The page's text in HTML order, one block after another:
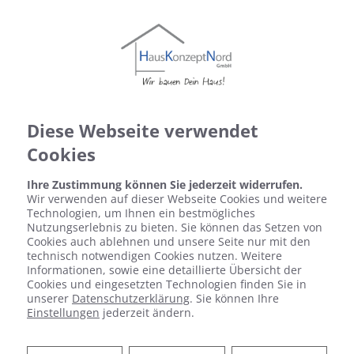
Diese Webseite verwendet
Cookies
Ihre Zustimmung können Sie jederzeit widerrufen.
Wir verwenden auf dieser Webseite Cookies und weitere
Technologien, um Ihnen ein bestmögliches
Nutzungserlebnis zu bieten. Sie können das Setzen von
Cookies auch ablehnen und unsere Seite nur mit den
technisch notwendigen Cookies nutzen. Weitere
Informationen, sowie eine detaillierte Übersicht der
Cookies und eingesetzten Technologien finden Sie in
unserer Datenschutzerklärung. Sie können Ihre
Einstellungen jederzeit ändern.